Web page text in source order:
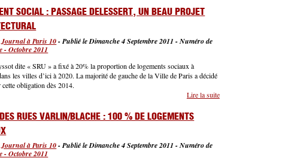
candidatures remises à la direction SNCF Paris Nord
SOCIAL : PASSAGE DELESSERT, UN BEAU PROJET
Journal à Paris 10-Publié le Dimanche 4 Septembre 2011 -Numéro de
- Octobre 2011
dite « SRU » a fixé à 20% la proportion de logements sociaux à
les villes d’ici à 2020. La majorité de gauche de la Ville de Paris a décidé
cette obligation dès 2014.
Lire la suite
RUES VARLIN/BLACHE : 100 % DE LOGEMENTS
Journal à Paris 10-Publié le Dimanche 4 Septembre 2011 -Numéro de
- Octobre 2011